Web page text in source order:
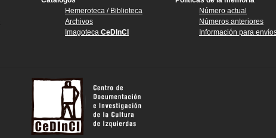
Hemeroteca / Biblioteca
Archivos
Imagoteca CeDInCI
Número actual
Números anteriores
Información para